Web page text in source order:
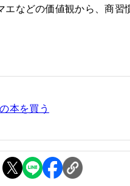
などの価値観から、商
本を買う